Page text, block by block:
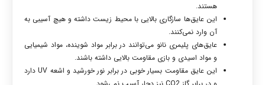
هستند.
این عایق‌ها سازگاری بالایی با محیط زیست داشته و هیچ آسیبی به
آن وارد نمی‌کنند.
عایق‌های پلیمری نانو می‌توانند در برابر مواد شوینده، مواد شیمیایی
و مواد اسیدی و بازی مقاومت بالایی داشته باشند.
این عایق مقاومت بسیار خوبی در برابر نور خورشید و اشعه UV دارد